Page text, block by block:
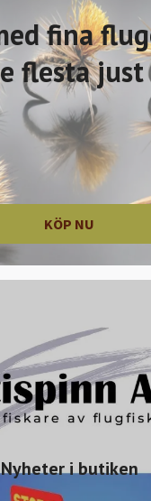
fina
flesta
KÖP NU
Nyheter i butiken